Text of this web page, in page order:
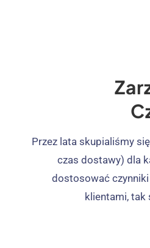
Przez lata skupialiśmy
czas dostawy) dla
dostosować czynniki
klientami, tak